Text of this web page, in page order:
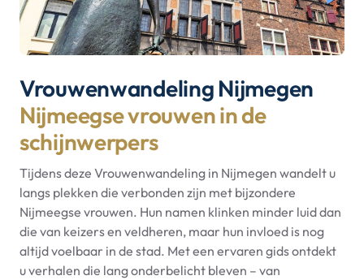
Vrouwenwandeling Nijmegen
Nijmeegse vrouwen in de
schijnwerpers
Tijdens deze Vrouwenwandeling in Nijmegen wandelt u
langs plekken die verbonden zijn met bijzondere
Nijmeegse vrouwen. Hun namen klinken minder luid dan
die van keizers en veldheren, maar hun invloed is nog
altijd voelbaar in de stad. Met een ervaren gids ontdekt
u verhalen die lang onderbelicht bleven – van